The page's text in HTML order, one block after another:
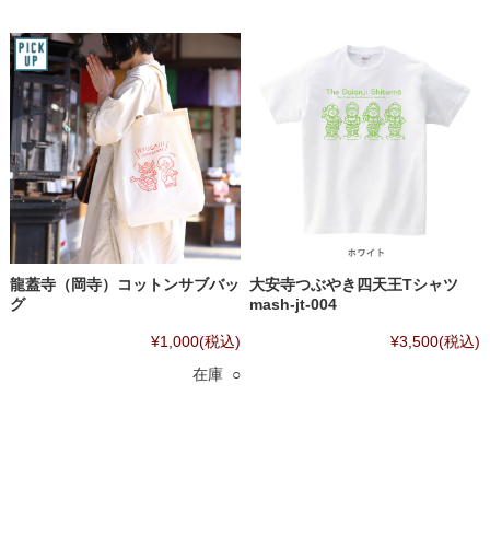
龍蓋寺（岡寺）コットンサブバッ
グ
¥1,000(税込)
在庫 ○
大安寺つぶやき四天王Tシャツ
mash-jt-004
¥3,500(税込)